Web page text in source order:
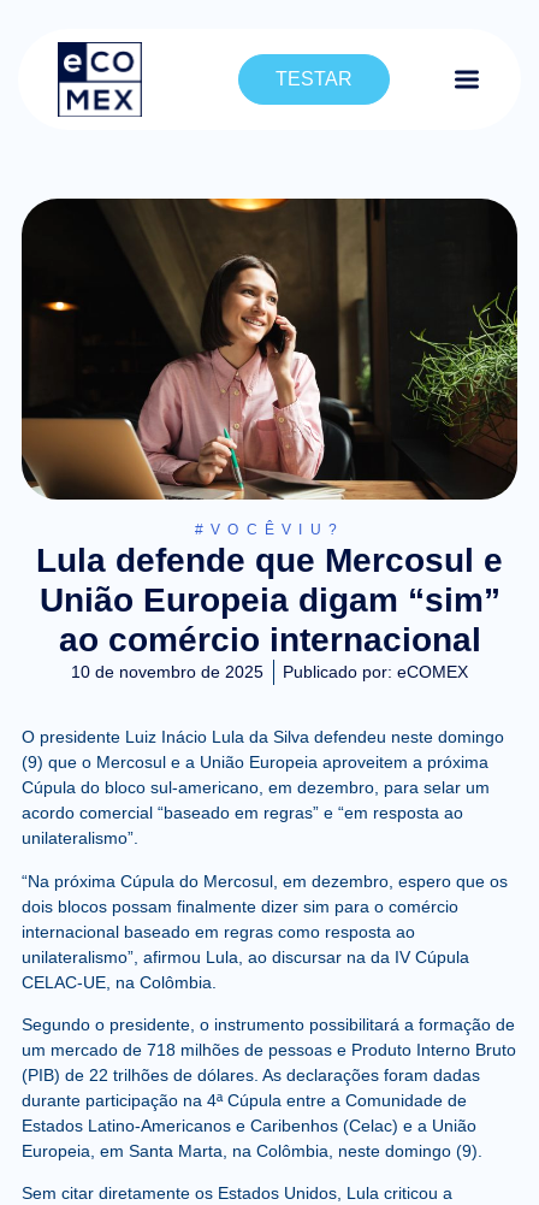
TESTAR
#VOCÊVIU?
Lula defende que Mercosul e
União Europeia digam “sim”
ao comércio internacional
10 de novembro de 2025 Publicado por: eCOMEX
O presidente Luiz Inácio Lula da Silva defendeu neste domingo
(9) que o Mercosul e a União Europeia aproveitem a próxima
Cúpula do bloco sul-americano, em dezembro, para selar um
acordo comercial “baseado em regras” e “em resposta ao
unilateralismo”.
“Na próxima Cúpula do Mercosul, em dezembro, espero que os
dois blocos possam finalmente dizer sim para o comércio
internacional baseado em regras como resposta ao
unilateralismo”, afirmou Lula, ao discursar na da IV Cúpula
CELAC-UE, na Colômbia.
Segundo o presidente, o instrumento possibilitará a formação de
um mercado de 718 milhões de pessoas e Produto Interno Bruto
(PIB) de 22 trilhões de dólares. As declarações foram dadas
durante participação na 4ª Cúpula entre a Comunidade de
Estados Latino-Americanos e Caribenhos (Celac) e a União
Europeia, em Santa Marta, na Colômbia, neste domingo (9).
Sem citar diretamente os Estados Unidos, Lula criticou a